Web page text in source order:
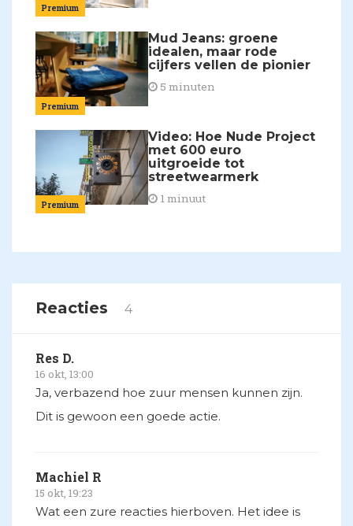
Premium
Premium
Mud Jeans: groene
idealen, maar rode
cijfers vellen de pionier
5 minuten
Premium
Video: Hoe Nude Project
met 600 euro
uitgroeide tot
streetwearmerk
1 minuut
Reacties 4
Res D.
16 okt, 13:00
Ja, verbazend hoe zuur mensen kunnen zijn.
Dit is gewoon een goede actie.
Machiel R
15 okt, 19:23
Wat een zure reacties hierboven. Het idee is